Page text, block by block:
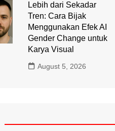
Lebih dari Sekadar
Tren: Cara Bijak
Menggunakan Efek AI
Gender Change untuk
Karya Visual
August 5, 2026